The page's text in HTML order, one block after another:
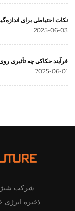
نکات احتیاطی برای
2025-06-03
فرآیند حکاکی چه تأثیری
2025-06-01
شرکت